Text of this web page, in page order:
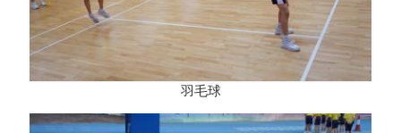
羽毛球